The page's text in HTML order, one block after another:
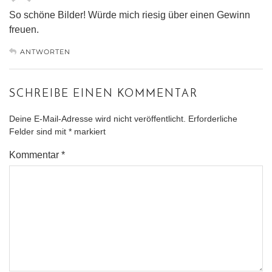
So schöne Bilder! Würde mich riesig über einen Gewinn
freuen.
ANTWORTEN
SCHREIBE EINEN KOMMENTAR
Deine E-Mail-Adresse wird nicht veröffentlicht. Erforderliche
Felder sind mit * markiert
Kommentar *